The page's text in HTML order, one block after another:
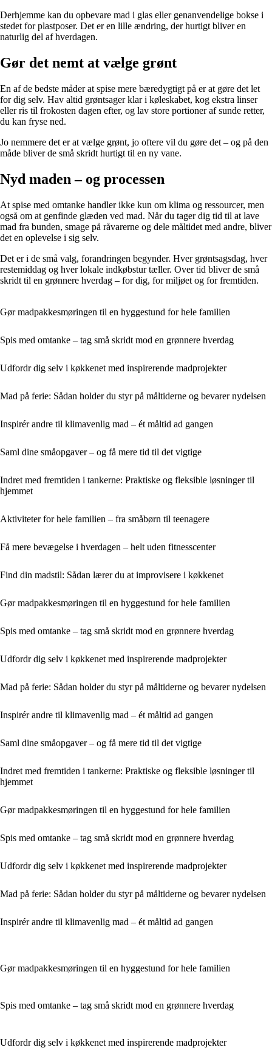
Derhjemme kan du opbevare mad i glas eller genanvendelige bokse i
stedet for plastposer. Det er en lille ændring, der hurtigt bliver en
naturlig del af hverdagen.
Gør det nemt at vælge grønt
En af de bedste måder at spise mere bæredygtigt på er at gøre det let
for dig selv. Hav altid grøntsager klar i køleskabet, kog ekstra linser
eller ris til frokosten dagen efter, og lav store portioner af sunde retter,
du kan fryse ned.
Jo nemmere det er at vælge grønt, jo oftere vil du gøre det – og på den
måde bliver de små skridt hurtigt til en ny vane.
Nyd maden – og processen
At spise med omtanke handler ikke kun om klima og ressourcer, men
også om at genfinde glæden ved mad. Når du tager dig tid til at lave
mad fra bunden, smage på råvarerne og dele måltidet med andre, bliver
det en oplevelse i sig selv.
Det er i de små valg, forandringen begynder. Hver grøntsagsdag, hver
restemiddag og hver lokale indkøbstur tæller. Over tid bliver de små
skridt til en grønnere hverdag – for dig, for miljøet og for fremtiden.
Gør madpakkesmøringen til en hyggestund for hele familien
Spis med omtanke – tag små skridt mod en grønnere hverdag
Udfordr dig selv i køkkenet med inspirerende madprojekter
Mad på ferie: Sådan holder du styr på måltiderne og bevarer nydelsen
Inspirér andre til klimavenlig mad – ét måltid ad gangen
Saml dine småopgaver – og få mere tid til det vigtige
Indret med fremtiden i tankerne: Praktiske og fleksible løsninger til
hjemmet
Aktiviteter for hele familien – fra småbørn til teenagere
Få mere bevægelse i hverdagen – helt uden fitnesscenter
Find din madstil: Sådan lærer du at improvisere i køkkenet
Gør madpakkesmøringen til en hyggestund for hele familien
Spis med omtanke – tag små skridt mod en grønnere hverdag
Udfordr dig selv i køkkenet med inspirerende madprojekter
Mad på ferie: Sådan holder du styr på måltiderne og bevarer nydelsen
Inspirér andre til klimavenlig mad – ét måltid ad gangen
Saml dine småopgaver – og få mere tid til det vigtige
Indret med fremtiden i tankerne: Praktiske og fleksible løsninger til
hjemmet
Gør madpakkesmøringen til en hyggestund for hele familien
Spis med omtanke – tag små skridt mod en grønnere hverdag
Udfordr dig selv i køkkenet med inspirerende madprojekter
Mad på ferie: Sådan holder du styr på måltiderne og bevarer nydelsen
Inspirér andre til klimavenlig mad – ét måltid ad gangen
Gør madpakkesmøringen til en hyggestund for hele familien
Spis med omtanke – tag små skridt mod en grønnere hverdag
Udfordr dig selv i køkkenet med inspirerende madprojekter